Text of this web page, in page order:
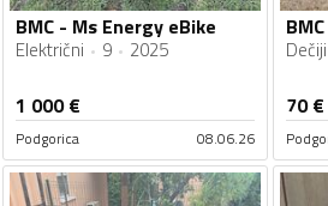
BMC - Ms Energy eBike
Električni 9 2025
1 000€
Podgorica 08.06.26
70€